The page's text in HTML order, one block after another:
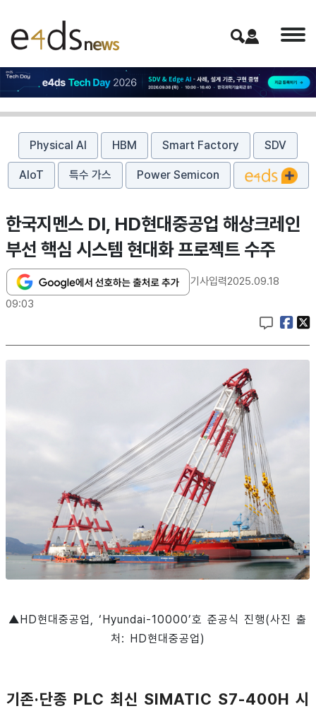
Physical AI HBM Smart Factory SDV
AIoT 특수 가스 Power Semicon
한국지멘스 DI, HD현대중공업 해상크레인
부선 핵심 시스템 현대화 프로젝트 수주
기사입력2025.09.18
09:03
▲HD현대중공업, ‘Hyundai-10000’호 준공식 진행(사진 출
처: HD현대중공업)
기존·단종 PLC 최신 SIMATIC S7-400H 시